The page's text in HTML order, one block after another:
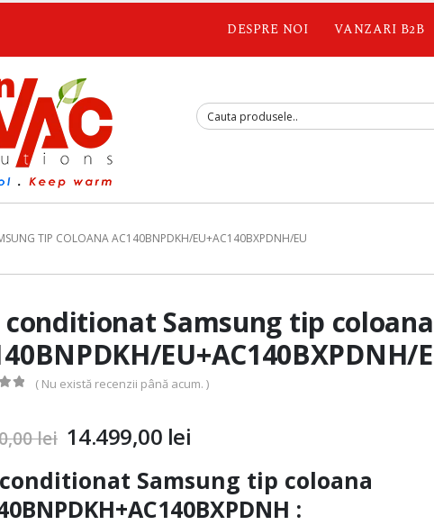
DESPRE NOI VANZARI B2B
TIP COLOANA AC140BNPDKH/EU+AC140BXPDNH/EU
conditionat Samsung tip coloana
EU+AC140BXPDNH/
( Nu există recenzii până acum. )
lei 14.499,00 lei
Samsung tip coloana
: